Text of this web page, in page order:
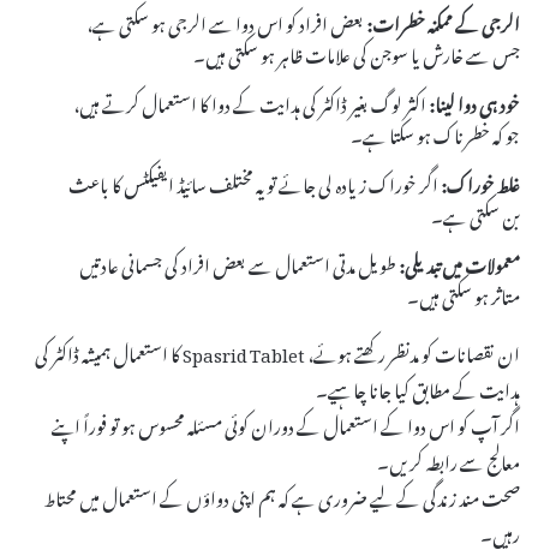
الرجی کے ممکنہ خطرات:بعض افراد کو اس دوا سے الرجی ہو سکتی ہے،
جس سے خارش یا سوجن کی علامات ظاہر ہو سکتی ہیں۔
خود ہی دوا لینا:اکثر لوگ بغیر ڈاکٹر کی ہدایت کے دوا کا استعمال کرتے ہیں،
جو کہ خطرناک ہو سکتا ہے۔
غلط خوراک:اگر خوراک زیادہ لی جائے تو یہ مختلف سائیڈ ایفیکٹس کا باعث
بن سکتی ہے۔
معمولات میں تبدیلی:طویل مدتی استعمال سے بعض افراد کی جسمانی عادتیں
متاثر ہو سکتی ہیں۔
ان نقصانات کو مدنظر رکھتے ہوئے، Spasrid Tablet کا استعمال ہمیشہ ڈاکٹر کی
ہدایت کے مطابق کیا جانا چاہیے۔
اگر آپ کو اس دوا کے استعمال کے دوران کوئی مسئلہ محسوس ہو تو فوراً اپنے
معالج سے رابطہ کریں۔
صحت مند زندگی کے لیے ضروری ہے کہ ہم اپنی دواؤں کے استعمال میں محتاط
رہیں۔